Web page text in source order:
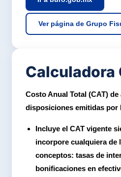
Ver página de Grupo
Calculadora
Costo Anual Total (CAT)
disposiciones emitidas por
Incluye el CAT vigente
incorpore cualquiera de
conceptos: tasas de
bonificaciones en